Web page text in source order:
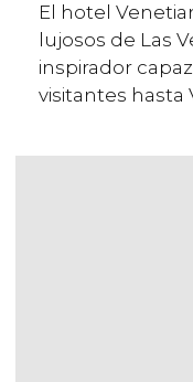
El hotel
lujosos de Las
inspirador
visitantes hasta